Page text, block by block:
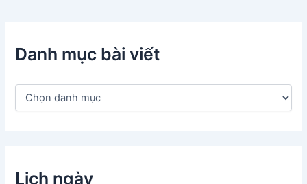
Danh mục bài viết
D
cLịch ngày